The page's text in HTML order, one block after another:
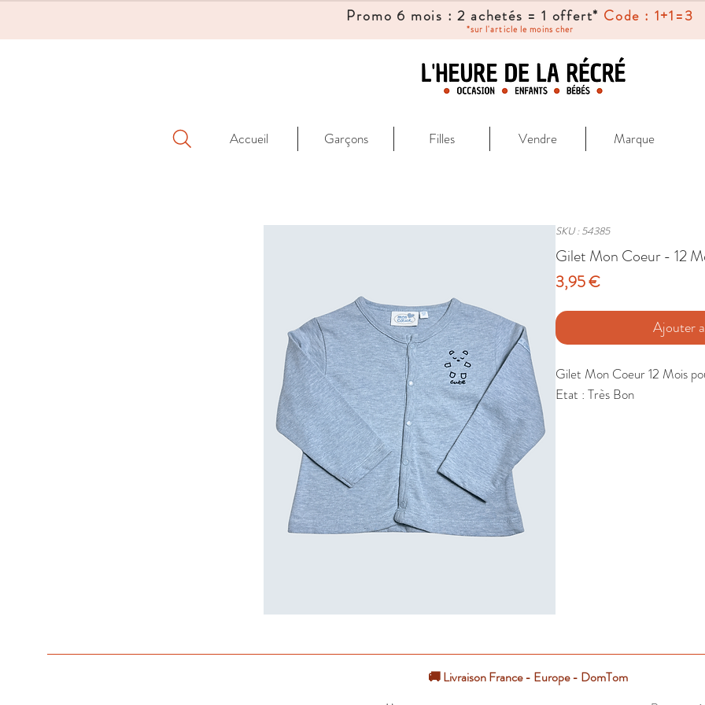
Promo 6 mois : 2 achetés = 1 offert* Code : 1+1=3
*sur l'article le moins cher
Accueil Garçons Filles Vendre Marque
SKU : 54385
Gilet Mon Coeur - 12
3,95 €Prix
Ajouter
Gilet Mon Coeur 12 Mois
Etat : Très Bon
🚚 Livraison France - Europe - DomTom